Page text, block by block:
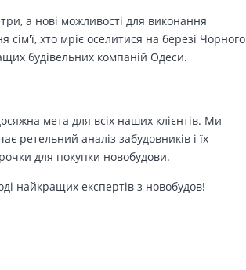
а нові можливості для виконання
хто мріє оселитися на березі Чорного
будівельних компаній Одеси.
мета для всіх наших клієнтів. Ми
ретельний аналіз забудовників і їх
для покупки новобудови.
найкращих експертів з новобудов!